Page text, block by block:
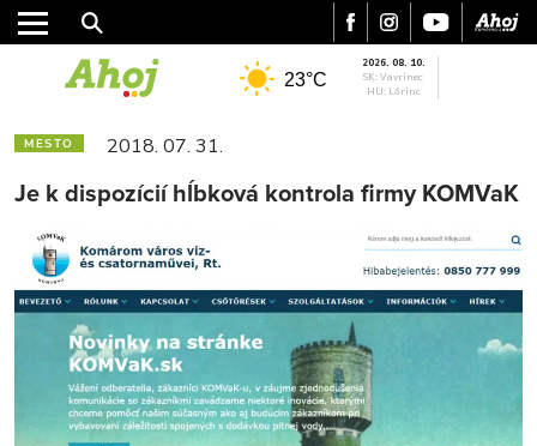
23°C
2026. 08. 10.
SK: Vavrinec
HU: Lőrinc
MESTO 2018. 07. 31.
Je k dispozícií hĺbková kontrola firmy KOMVaK